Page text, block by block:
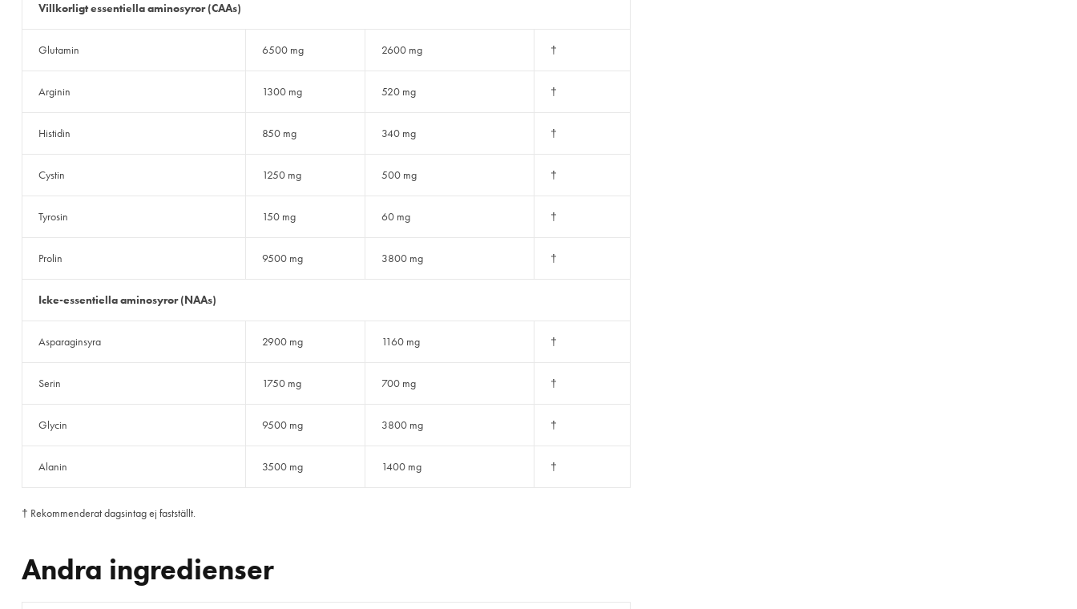
Villkorligt essentiella aminosyror (CAAs)
Glutamin 6500 mg 2600 mg †
Arginin 1300 mg 520 mg †
Histidin 850 mg 340 mg †
Cystin 1250 mg 500 mg †
Tyrosin 150 mg 60 mg †
Prolin 9500 mg 3800 mg †
Icke-essentiella aminosyror (NAAs)
Asparaginsyra 2900 mg 1160 mg †
Serin 1750 mg 700 mg †
Glycin 9500 mg 3800 mg †
Alanin 3500 mg 1400 mg †
† Rekommenderat dagsintag ej fastställt.
Andra ingredienser